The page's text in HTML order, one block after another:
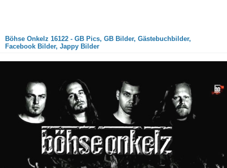
Böhse Onkelz 16122 - GB Pics, GB Bilder, Gästebuchbilder,
Facebook Bilder, Jappy Bilder